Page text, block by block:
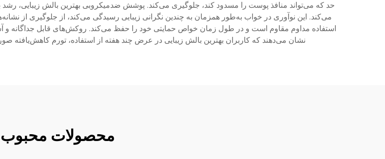
حد که می‌تواند منافذ پوست را مسدود کند، جلوگیری می‌کند. پوشش ضدمیکروبی بهترین بالش زیبایی،
می‌کند. این نوآوری در خواب به‌طور همزمان به چندین نگرانی زیبایی رسیدگی می‌کند، از جلوگیری از
استفاده مداوم مقاوم است و در طول زمان خواص حمایتی خود را حفظ می‌کند. روکش‌های قابل جداگانه و
نشان می‌دهند که کاربران بهترین بالش زیبایی در عرض چند هفته از استفاده، تورم
محصولات محبوب